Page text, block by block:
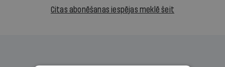
Citas abonēšanas iespējas meklē šeit